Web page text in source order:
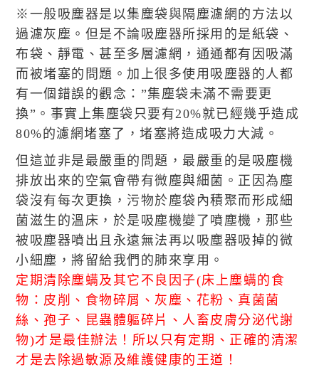
※一般吸塵器是以集塵袋與隔塵濾網的方法以
過濾灰塵。但是不論吸塵器所採用的是紙袋、
布袋、靜電、甚至多層濾網，通通都有因吸滿
而被堵塞的問題。加上很多使用吸塵器的人都
有一個錯誤的觀念：”集塵袋未滿不需要更
換”。事實上集塵袋只要有20%就已經幾乎造成
80%的濾網堵塞了，堵塞將造成吸力大減。
但這並非是最嚴重的問題，最嚴重的是吸塵機
排放出來的空氣會帶有微塵與細菌。正因為塵
袋沒有每次更換，污物於塵袋內積聚而形成細
菌滋生的溫床，於是吸塵機變了噴塵機，那些
被吸塵器噴出且永遠無法再以吸塵器吸掉的微
小細塵，將留給我們的肺來享用。
定期清除塵螨及其它不良因子(床上塵螨的食
物：皮削、食物碎屑、灰塵、花粉、真菌菌
絲、孢子、昆蟲體軀碎片、人畜皮膚分泌代謝
物)才是最佳辦法！所以只有定期、正確的清潔
才是去除過敏源及維護健康的王道！